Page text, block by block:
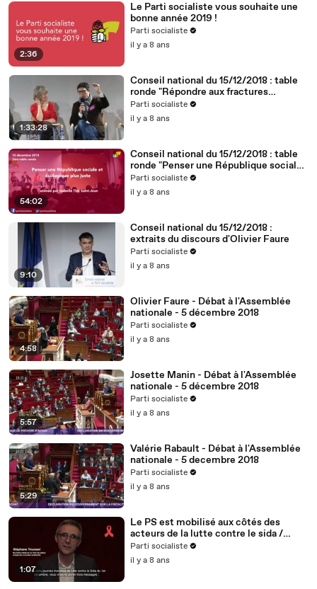
2:36
Le Parti socialiste vous souhaite une
bonne année 2019 !
Parti socialiste
il y a 8 ans
1:33:28
Conseil national du 15/12/2018 : table
ronde "Répondre aux fractures
territoriales, républicaines et
démocratiques"
Parti socialiste
il y a 8 ans
54:02
Conseil national du 15/12/2018 : table
ronde "Penser une République sociale
et écologique plus juste"
Parti socialiste
il y a 8 ans
9:10
Conseil national du 15/12/2018 :
extraits du discours d'Olivier Faure
Parti socialiste
il y a 8 ans
4:58
Olivier Faure - Débat à l'Assemblée
nationale - 5 décembre 2018
Parti socialiste
il y a 8 ans
5:57
Josette Manin - Débat à l'Assemblée
nationale - 5 décembre 2018
Parti socialiste
il y a 8 ans
5:29
Valérie Rabault - Débat à l'Assemblée
nationale - 5 decembre 2018
Parti socialiste
il y a 8 ans
1:07
Le PS est mobilisé aux côtés des
acteurs de la lutte contre le sida /
Stéphane Troussel - 2/5
Parti socialiste
il y a 8 ans